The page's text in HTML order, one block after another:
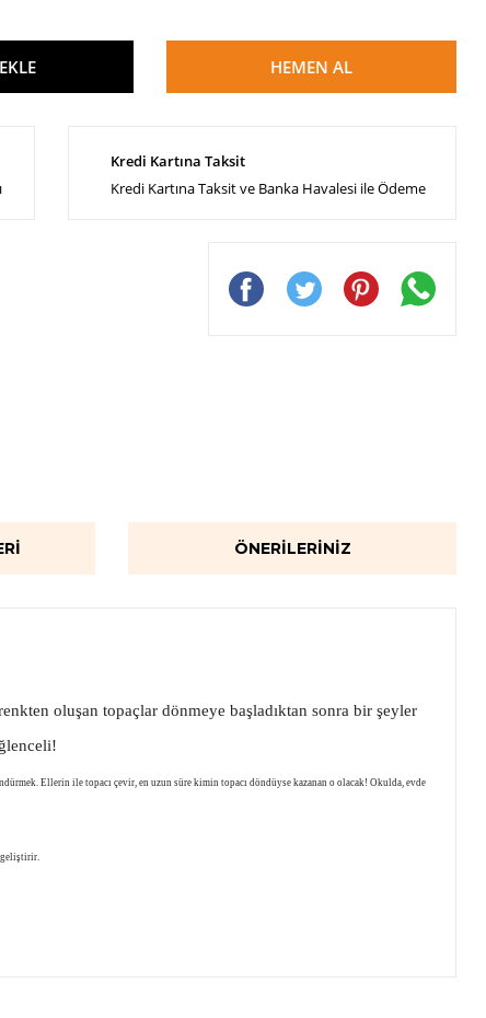
HEMEN AL
Kredi Kartına Taksit
Kredi Kartına Taksit ve Banka Havalesi ile Ödeme
ÖNERILERINIZ
oluşan topaçlar dönmeye başladıktan sonra bir şeyler
Ellerin ile topacı çevir, en uzun süre kimin topacı döndüyse kazanan o olacak! Okulda, evde
geliştirir.